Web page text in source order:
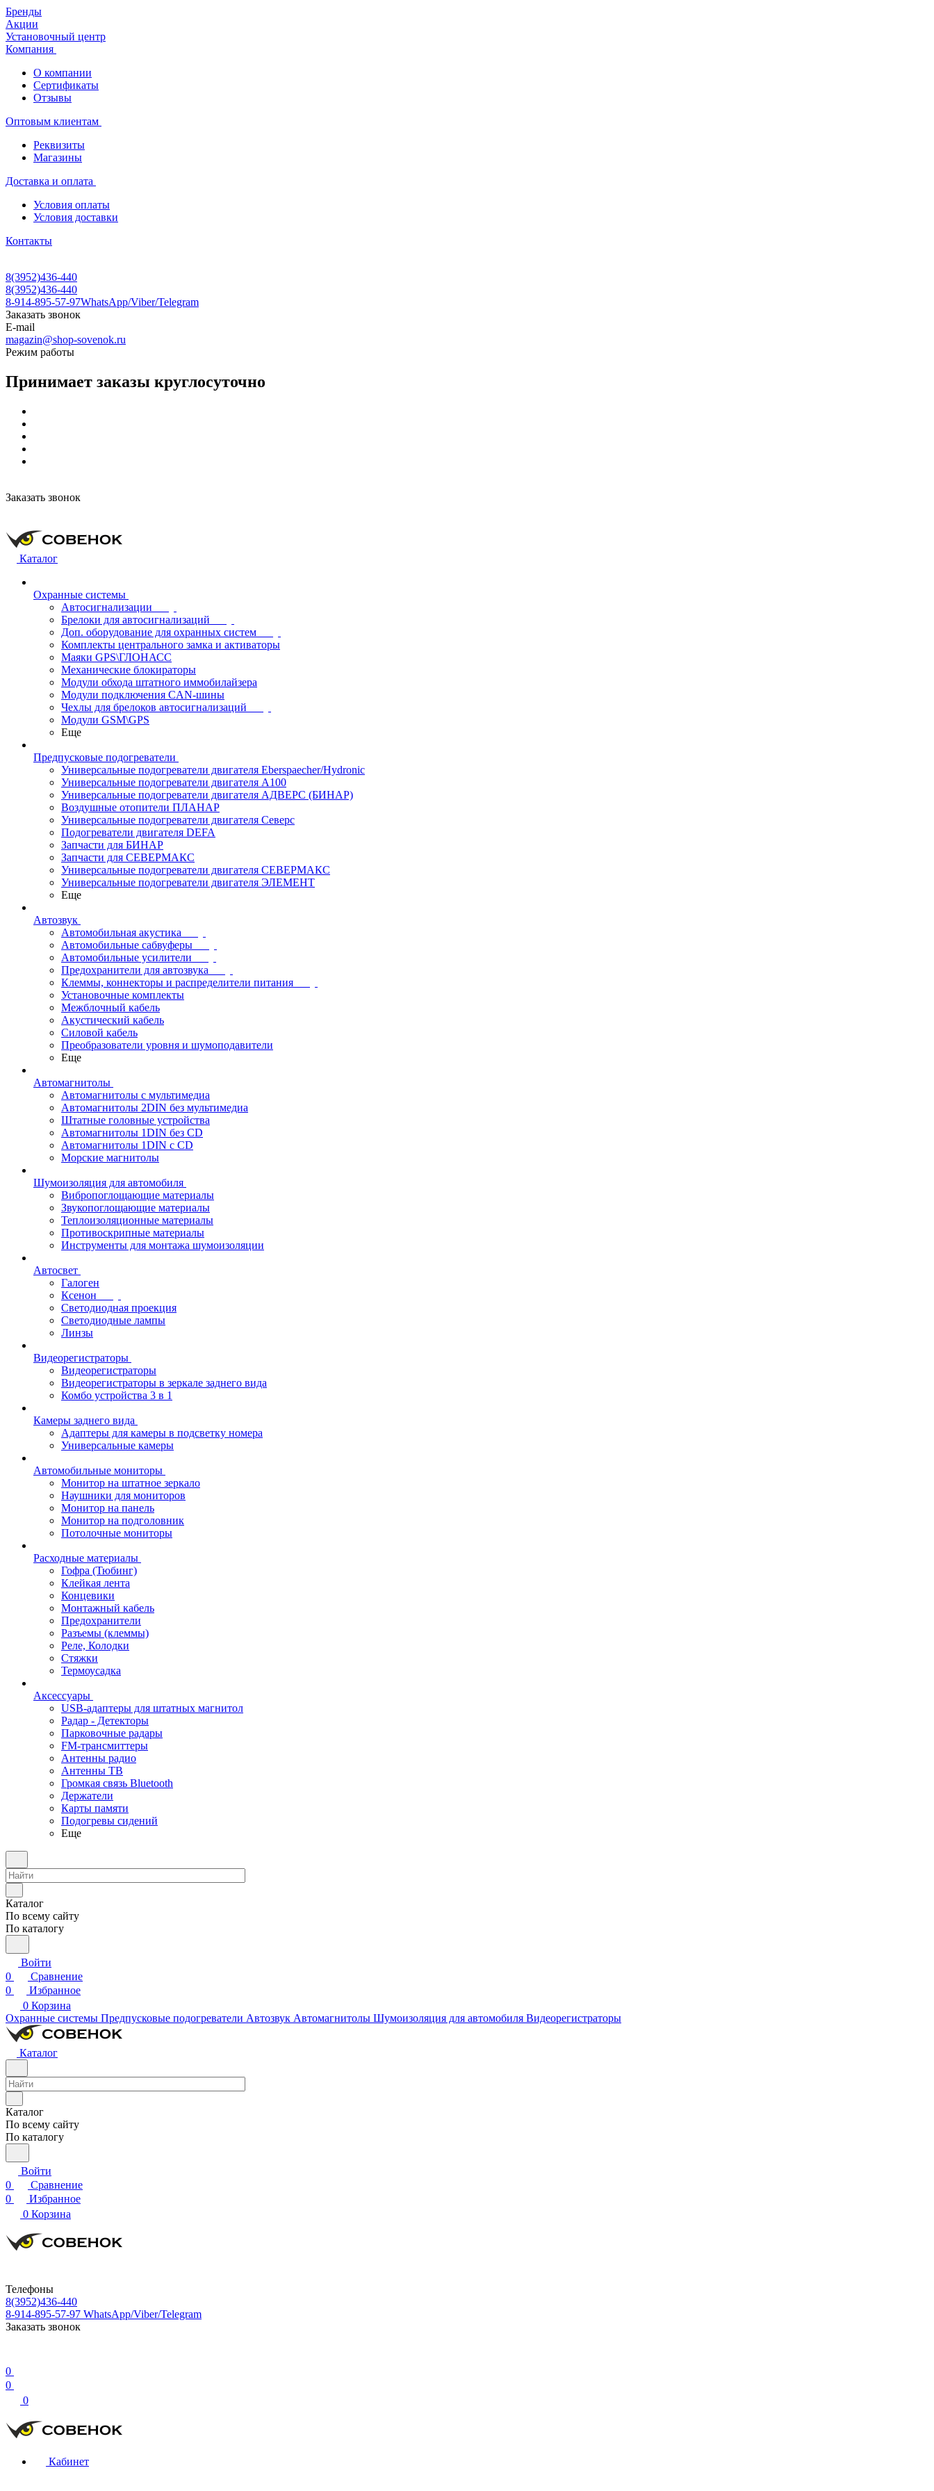
Бренды
Акции
Установочный центр
Компания
О компании
Сертификаты
Отзывы
Оптовым клиентам
Реквизиты
Магазины
Доставка и оплата
Условия оплаты
Условия доставки
Контакты
8(3952)436-440
8(3952)436-440
8-914-895-57-97WhatsApp/Viber/Telegram
Заказать звонок
E-mail
magazin@shop-sovenok.ru
Режим работы
Принимает заказы круглосуточно
Заказать звонок
Каталог
Охранные системы
Автосигнализации
Брелоки для автосигнализаций
Доп. оборудование для охранных систем
Комплекты центрального замка и активаторы
Маяки GPS\ГЛОНАСС
Механические блокираторы
Модули обхода штатного иммобилайзера
Модули подключения CAN-шины
Чехлы для брелоков автосигнализаций
Модули GSM\GPS
Еще
Предпусковые подогреватели
Универсальные подогреватели двигателя Eberspaecher/Hydronic
Универсальные подогреватели двигателя A100
Универсальные подогреватели двигателя АДВЕРС (БИНАР)
Воздушные отопители ПЛАНАР
Универсальные подогреватели двигателя Северс
Подогреватели двигателя DEFA
Запчасти для БИНАР
Запчасти для СЕВЕРМАКС
Универсальные подогреватели двигателя СЕВЕРМАКС
Универсальные подогреватели двигателя ЭЛЕМЕНТ
Еще
Автозвук
Автомобильная акустика
Автомобильные сабвуферы
Автомобильные усилители
Предохранители для автозвука
Клеммы, коннекторы и распределители питания
Установочные комплекты
Межблочный кабель
Акустический кабель
Силовой кабель
Преобразователи уровня и шумоподавители
Еще
Автомагнитолы
Автомагнитолы с мультимедиа
Автомагнитолы 2DIN без мультимедиа
Штатные головные устройства
Автомагнитолы 1DIN без CD
Автомагнитолы 1DIN с CD
Морские магнитолы
Шумоизоляция для автомобиля
Вибропоглощающие материалы
Звукопоглощающие материалы
Теплоизоляционные материалы
Противоскрипные материалы
Инструменты для монтажа шумоизоляции
Автосвет
Галоген
Ксенон
Светодиодная проекция
Светодиодные лампы
Линзы
Видеорегистраторы
Видеорегистраторы
Видеорегистраторы в зеркале заднего вида
Комбо устройства 3 в 1
Камеры заднего вида
Адаптеры для камеры в подсветку номера
Универсальные камеры
Автомобильные мониторы
Монитор на штатное зеркало
Наушники для мониторов
Монитор на панель
Монитор на подголовник
Потолочные мониторы
Расходные материалы
Гофра (Тюбинг)
Клейкая лента
Концевики
Монтажный кабель
Предохранители
Разъемы (клеммы)
Реле, Колодки
Стяжки
Термоусадка
Аксессуары
USB-адаптеры для штатных магнитол
Радар - Детекторы
Парковочные радары
FM-трансмиттеры
Антенны радио
Антенны ТВ
Громкая связь Bluetooth
Держатели
Карты памяти
Подогревы сидений
Еще
Каталог
По всему сайту
По каталогу
Войти
0
Сравнение
0
Избранное
0 Корзина
Охранные системы Предпусковые подогреватели Автозвук Автомагнитолы Шумоизоляция для автомобиля Видеорегистраторы
Каталог
Каталог
По всему сайту
По каталогу
Войти
0
Сравнение
0
Избранное
0 Корзина
Телефоны
8(3952)436-440
8-914-895-57-97 WhatsApp/Viber/Telegram
Заказать звонок
0
0
0
Кабинет